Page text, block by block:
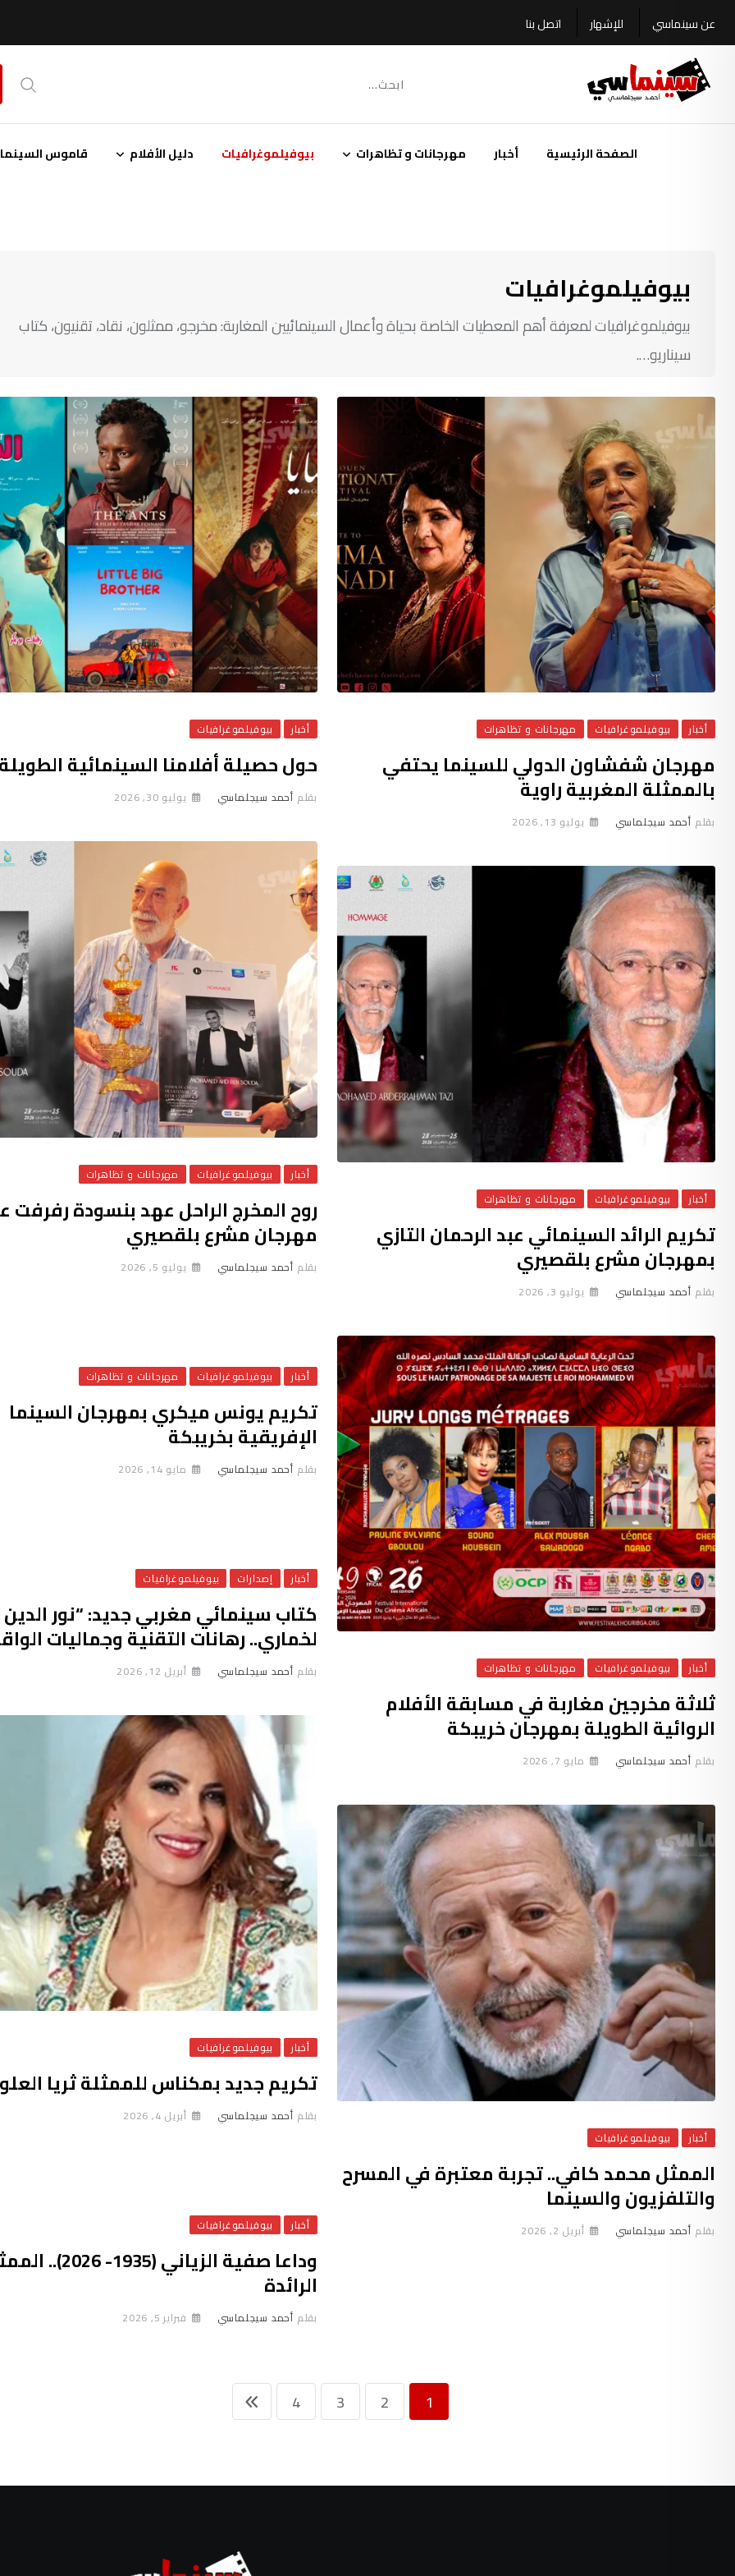
to
content
عن سينماسي للإشهار اتصل بنا
الصفحة الرئيسية أخبار مهرجانات و تظاهرات بيوفيلموغرافيات دليل الأفلام قاموس
بيوفيلموغرافيات
بيوفيلموغرافيات لمعرفة أهم المعطيات الخاصة بحياة وأعمال السينمائيين المغاربة: مخرجو، ممثلون، نقاد، تقنيون، كتاب
سيناريو….
أخبار بيوفيلموغرافيات
حول حصيلة أفلامنا السينمائية
بقلم أحمد سيجلماسي يوليو 30, 2026
أخبار بيوفيلموغرافيات مهرجانات و تظاهرات
مهرجان شفشاون الدولي للسينما يحتفي
بالممثلة المغربية راوية
بقلم أحمد سيجلماسي يوليو 13, 2026
أخبار بيوفيلموغرافيات مهرجانات و تظاهرات
روح المخرج الراحل عهد بنسودة رفرفت
مهرجان مشرع بلقصيري
بقلم أحمد سيجلماسي يوليو 5, 2026
أخبار بيوفيلموغرافيات مهرجانات و تظاهرات
تكريم الرائد السينمائي عبد الرحمان التازي
بمهرجان مشرع بلقصيري
بقلم أحمد سيجلماسي يوليو 3, 2026
أخبار بيوفيلموغرافيات مهرجانات و تظاهرات
تكريم يونس ميكري بمهرجان السينما
الإفريقية بخريبكة
بقلم أحمد سيجلماسي مايو 14, 2026
أخبار بيوفيلموغرافيات مهرجانات و تظاهرات
ثلاثة مخرجين مغاربة في مسابقة الأفلام
الروائية الطويلة بمهرجان خريبكة
بقلم أحمد سيجلماسي مايو 7, 2026
أخبار إصدارات بيوفيلموغرافيات
كتاب سينمائي مغربي جديد: “نور الدين
لخماري.. رهانات التقنية وجماليات
بقلم أحمد سيجلماسي أبريل 12, 2026
أخبار بيوفيلموغرافيات
تكريم جديد بمكناس للممثلة ثريا
بقلم أحمد سيجلماسي
أبريل 4, 2026
أخبار
بيوفيلموغرافيات
الممثل محمد كافي.. تجربة معتبرة في المسرح
والتلفزيون والسينما
بقلم أحمد سيجلماسي أبريل 2, 2026 أخبار بيوفيلموغرافيات
وداعا صفية الزياني (1935-
الرائدة
بقلم أحمد سيجلماسي فبراير 5, 2026
1
2
3
4